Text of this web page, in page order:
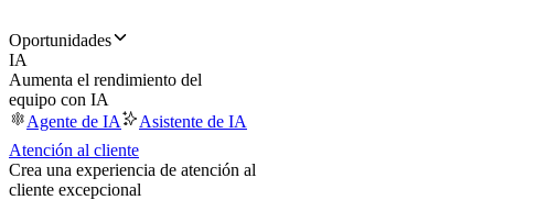
Oportunidades
IA
Aumenta el rendimiento del
equipo con IA
Agente de IA
Asistente de IA
Atención al cliente
Crea una experiencia de atención al
cliente excepcional